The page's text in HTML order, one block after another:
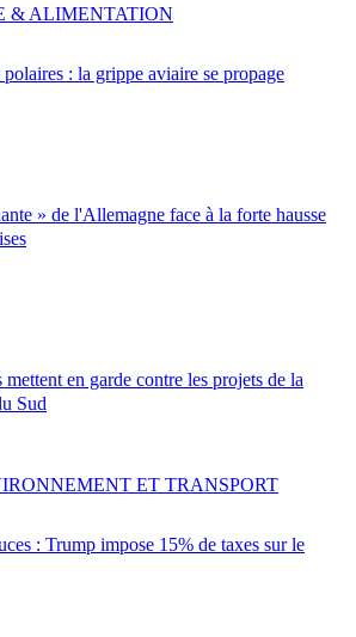
: la grippe aviaire se propage
& ALIMENTATION
» de l'Allemagne face à la forte hausse
en garde contre les projets de la
Sud
: Trump impose 15% de taxes sur le
ET TRANSPORT